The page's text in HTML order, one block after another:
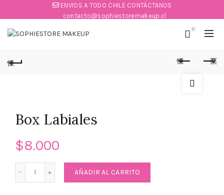
ENVIOS A TODO CHILE CONTÁCTANOS
contacto@sophiestoremakeup.cl
0
Box Labiales
$8.000
Box Labiales cantidad
AÑADIR AL CARRITO